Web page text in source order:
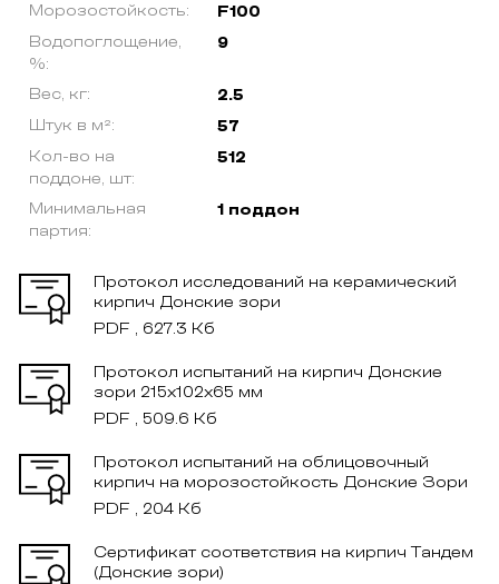
Морозостойкость: F100
Водопоглощение,
%:
9
Вес, кг: 2.5
Штук в м²: 57
Кол-во на
поддоне, шт:
512
Минимальная
партия:
1 поддон
Протокол исследований на керамический
кирпич Донские зори
PDF , 627.3 Кб
Протокол испытаний на кирпич Донские
зори 215x102x65 мм
PDF , 509.6 Кб
Протокол испытаний на облицовочный
кирпич на морозостойкость Донские Зори
PDF , 204 Кб
Сертификат соответствия на кирпич Тандем
(Донские зори)